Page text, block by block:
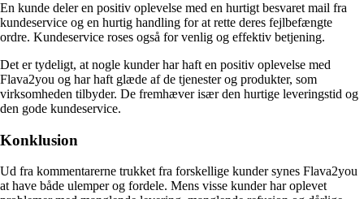
En kunde deler en positiv oplevelse med en hurtigt besvaret mail fra
kundeservice og en hurtig handling for at rette deres fejlbefængte
ordre. Kundeservice roses også for venlig og effektiv betjening.
Det er tydeligt, at nogle kunder har haft en positiv oplevelse med
Flava2you og har haft glæde af de tjenester og produkter, som
virksomheden tilbyder. De fremhæver især den hurtige leveringstid og
den gode kundeservice.
Konklusion
Ud fra kommentarerne trukket fra forskellige kunder synes Flava2you
at have både ulemper og fordele. Mens visse kunder har oplevet